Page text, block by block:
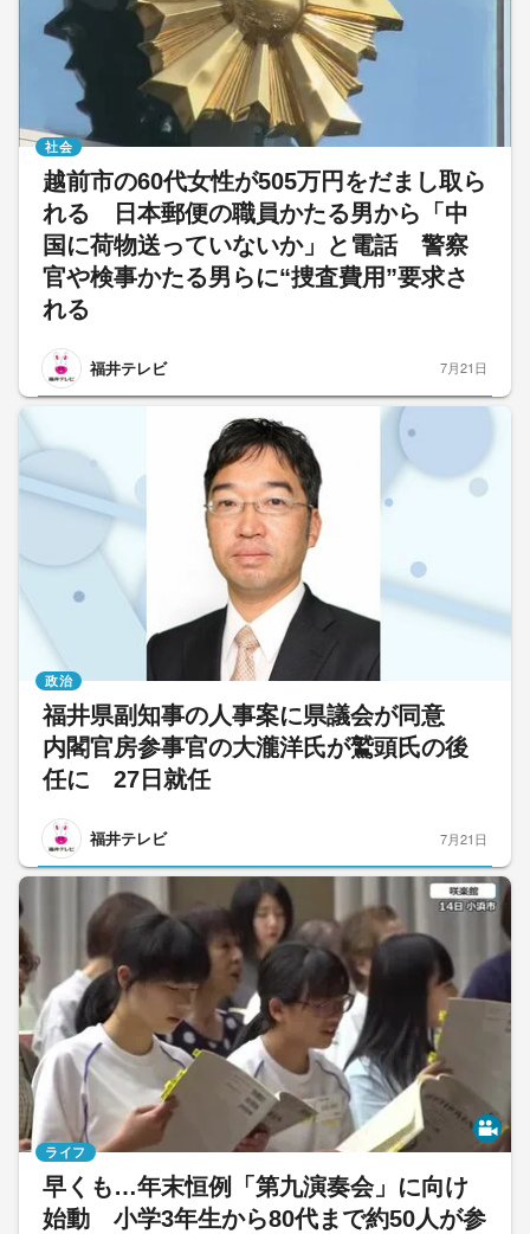
越前市の60代女性が505万円をだまし取ら
れる 日本郵便の職員かたる男から「中
国に荷物送っていないか」と電話 警察
官や検事かたる男らに“捜査費用”要求さ
れる
福井テレビ
社会
7月21日
福井県副知事の人事案に県議会が同意
内閣官房参事官の大瀧洋氏が鷲頭氏の後
任に 27日就任
福井テレビ
政治
7月21日
早くも…年末恒例「第九演奏会」に向け
始動 小学3年生から80代まで約50人が参
ライフ